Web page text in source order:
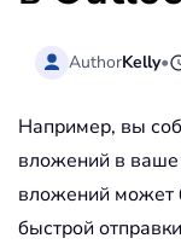
AuthorKelly•
Например, вы
вложений в
вложений может
быстрой